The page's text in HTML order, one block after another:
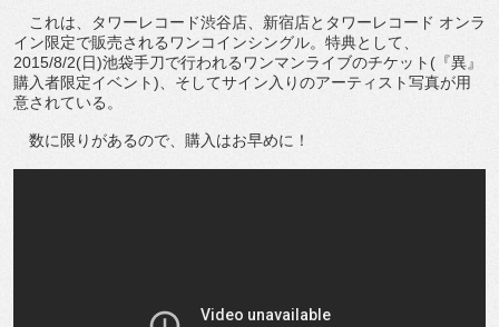
これは、タワーレコード渋谷店、新宿店とタワーレコード オンラ
イン限定で販売されるワンコインシングル。特典として、
2015/8/2(日)池袋手刀で行われるワンマンライブのチケット(『異』
購入者限定イベント)、そしてサイン入りのアーティスト写真が用
意されている。
数に限りがあるので、購入はお早めに！